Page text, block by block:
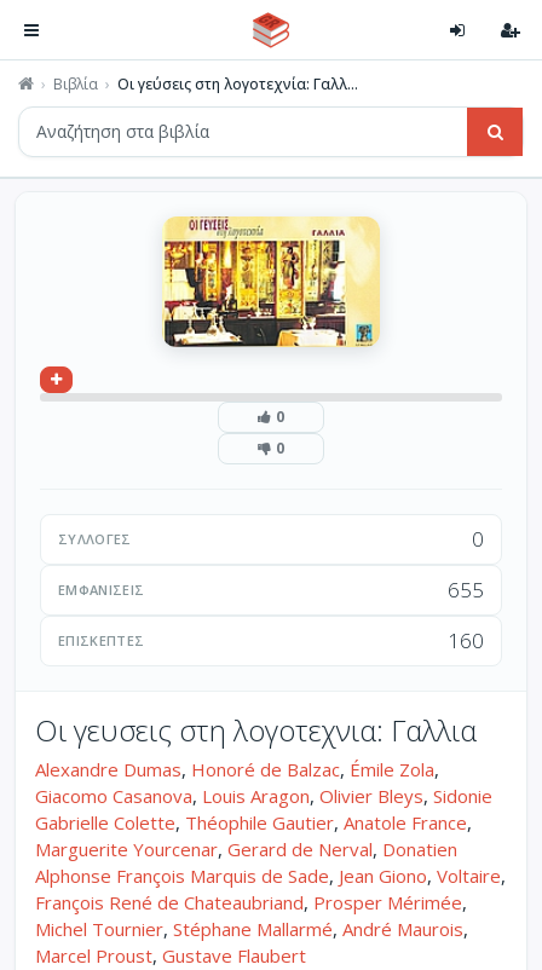
Βιβλία Οι γεύσεις στη λογοτεχνία: Γαλλ...
0
0
ΣΥΛΛΟΓΈΣ 0
ΕΜΦΑΝΊΣΕΙΣ 655
ΕΠΙΣΚΈΠΤΕΣ 160
Οι γευσεις στη λογοτεχνια: Γαλλια
Alexandre Dumas, Honoré de Balzac, Émile Zola,
Giacomo Casanova, Louis Aragon, Olivier Bleys, Sidonie
Gabrielle Colette, Théophile Gautier, Anatole France,
Marguerite Yourcenar, Gerard de Nerval, Donatien
Alphonse François Marquis de Sade, Jean Giono, Voltaire,
François René de Chateaubriand, Prosper Mérimée,
Michel Tournier, Stéphane Mallarmé, André Maurois,
Marcel Proust, Gustave Flaubert